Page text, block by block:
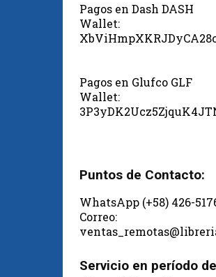
Pagos en Dash DASH
Wallet:
Pagos en Glufco GLF
Wallet:
Puntos de Contacto:
WhatsApp (+58) 426-
Correo:
Servicio en período